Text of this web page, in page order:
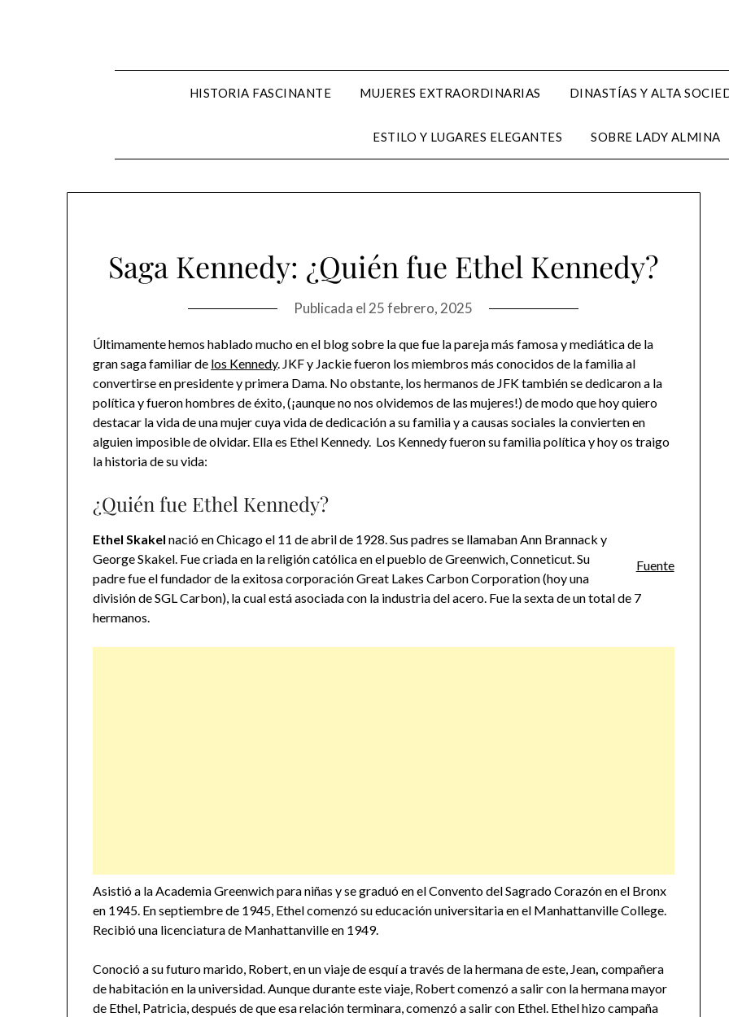
HISTORIA FASCINANTE MUJERES EXTRAORDINARIAS DINASTÍAS Y ALTA
ESTILO Y LUGARES ELEGANTES SOBRE LADY ALMINA
Saga Kennedy: ¿Quién fue Ethel Kennedy?
Publicada el 25 febrero, 2025
Últimamente hemos hablado mucho en el blog sobre la que fue la pareja más famosa y mediática de la
gran saga familiar de los Kennedy. JKF y Jackie fueron los miembros más conocidos de la familia al
convertirse en presidente y primera Dama. No obstante, los hermanos de JFK también se dedicaron a la
política y fueron hombres de éxito, (¡aunque no nos olvidemos de las mujeres!) de modo que hoy quiero
destacar la vida de una mujer cuya vida de dedicación a su familia y a causas sociales la convierten en
alguien imposible de olvidar. Ella es Ethel Kennedy. Los Kennedy fueron su familia política y hoy os traigo
la historia de su vida:
¿Quién fue Ethel Kennedy?
Fuente
Ethel Skakel nació en Chicago el 11 de abril de 1928. Sus padres se llamaban Ann Brannack y
George Skakel.​ Fue criada en la religión católica en el pueblo de Greenwich, Conneticut.​ Su
padre fue el fundador de la exitosa corporación Great Lakes Carbon Corporation (hoy una
división de SGL Carbon), la cual está asociada con la industria del acero. Fue la sexta de un total de 7
hermanos.
Asistió a la Academia Greenwich para niñas y se graduó en el Convento del Sagrado Corazón en el Bronx
en 1945. En septiembre de 1945, Ethel comenzó su educación universitaria en el Manhattanville College.
Recibió una licenciatura de Manhattanville en 1949.
Conoció a su futuro marido, Robert, en un viaje de esquí a través de la hermana de este, Jean, compañera
de habitación en la universidad. Aunque durante este viaje, Robert comenzó a salir con la hermana mayor
de Ethel, Patricia, después de que esa relación terminara, comenzó a salir con Ethel. Ethel hizo campaña